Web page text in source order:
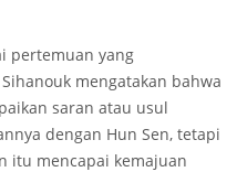
pertemuan yang
mengatakan bahwa
saran atau usul
dengan Hun Sen, tetapi
itu mencapai kemajuan